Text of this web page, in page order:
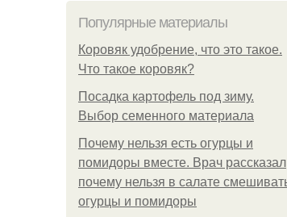
Популярные материалы
Коровяк удобрение, что это такое.
Что такое коровяк?
Посадка картофель под зиму.
Выбор семенного материала
Почему нельзя есть огурцы и
помидоры вместе. Врач
почему нельзя в салате
огурцы и помидоры